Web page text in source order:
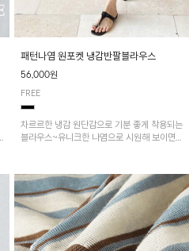
패턴나염 원포켓 냉감반팔블라우스
56,000원
FREE
차르르한 냉감 원단감으로 기분 좋게 착용되는
블라우스~유니크한 나염으로 시원해 보이면